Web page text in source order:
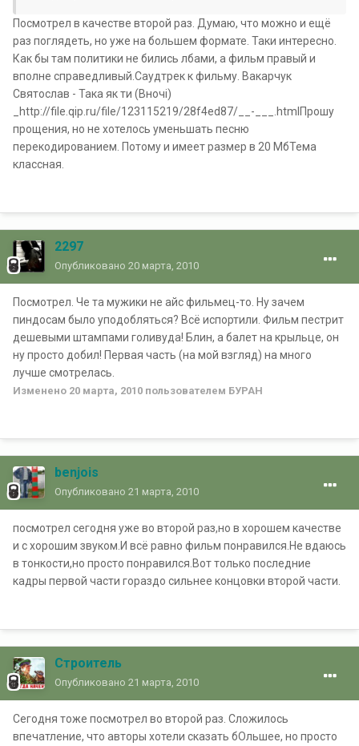
Посмотрел в качестве второй раз. Думаю, что можно и ещё
раз поглядеть, но уже на большем формате. Таки интересно.
Как бы там политики не бились лбами, а фильм правый и
вполне справедливый.Саудтрек к фильму. Вакарчук
Святослав - Така як ти (Вночі)
_http://file.qip.ru/file/123115219/28f4ed87/__-___.htmlПрошу
прощения, но не хотелось уменьшать песню
перекодированием. Потому и имеет размер в 20 МбТема
классная.
2297
Опубликовано 20 марта, 2010
Посмотрел. Че та мужики не айс фильмец-то. Ну зачем
пиндосам было уподобляться? Всё испортили. Фильм пестрит
дешевыми штампами голивуда! Блин, а балет на крыльце, он
ну просто добил! Первая часть (на мой взгляд) на много
лучше смотрелась.
Изменено 20 марта, 2010 пользователем БУРАН
benjois
Опубликовано 21 марта, 2010
посмотрел сегодня уже во второй раз,но в хорошем качестве
и с хорошим звуком.И всё равно фильм понравился.Не вдаюсь
в тонкости,но просто понравился.Вот только последние
кадры первой части гораздо сильнее концовки второй части.
Строитель
Опубликовано 21 марта, 2010
Сегодня тоже посмотрел во второй раз. Сложилось
впечатление, что авторы хотели сказать бОльшее, но просто